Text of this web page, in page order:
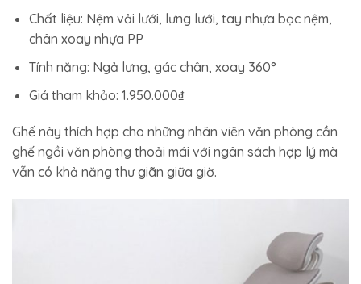
Chất liệu: Nệm vải lưới, lưng lưới, tay nhựa bọc nệm,
chân xoay nhựa PP
Tính năng: Ngả lưng, gác chân, xoay 360°
Giá tham khảo: 1.950.000₫
Ghế này thích hợp cho những nhân viên văn phòng cần
ghế ngồi văn phòng thoải mái với ngân sách hợp lý mà
vẫn có khả năng thư giãn giữa giờ.